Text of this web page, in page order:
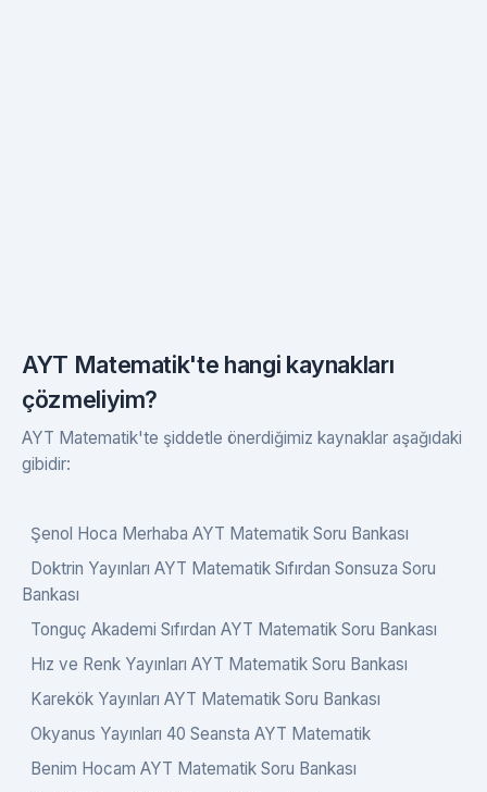
AYT Matematik'te hangi kaynakları
çözmeliyim?
AYT Matematik'te şiddetle önerdiğimiz kaynaklar aşağıdaki
gibidir:
Şenol Hoca Merhaba AYT Matematik Soru Bankası
Doktrin Yayınları AYT Matematik Sıfırdan Sonsuza Soru
Bankası
Tonguç Akademi Sıfırdan AYT Matematik Soru Bankası
Hız ve Renk Yayınları AYT Matematik Soru Bankası
Karekök Yayınları AYT Matematik Soru Bankası
Okyanus Yayınları 40 Seansta AYT Matematik
Benim Hocam AYT Matematik Soru Bankası